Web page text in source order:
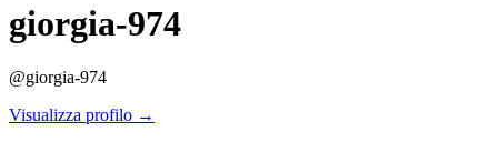
giorgia-974
@giorgia-974
Visualizza profilo →